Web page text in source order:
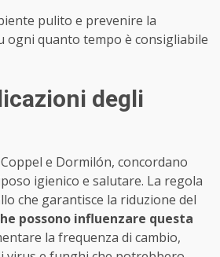
pulito e prevenire la
ogni quanto tempo è consigliabile
degli
e Dormilón, concordano
igienico e salutare. La regola
che garantisce la riduzione del
possono influenzare questa
la frequenza di cambio,